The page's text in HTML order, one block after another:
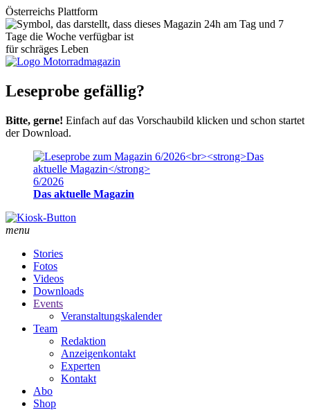
Österreichs Plattform
für schräges Leben
Leseprobe gefällig?
Bitte, gerne! Einfach auf das Vorschaubild klicken und schon startet
der Download.
6/2026
Das aktuelle Magazin
menu
Stories
Fotos
Videos
Downloads
Events
Veranstaltungskalender
Team
Redaktion
Anzeigenkontakt
Experten
Kontakt
Abo
Shop